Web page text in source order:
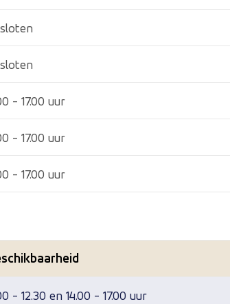
- 17.00 uur
- 17.00 uur
- 17.00 uur
- 12.30 en 14.00 - 17.00 uur